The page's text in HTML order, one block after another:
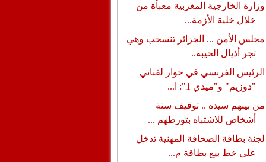
وزارة الخارجية المغربية معبأة من
خلال خلية الأزمة...
مجلس الأمن ... الجزائر تنسحب وهي
تجر أذيال الخيبة..
الرئيس الفرنسي في حوار لقناتي
"دوزيم" و"ميدي 1": ا...
من بينهم سيدة .. توقيف ستة
أشخاص للاشتباه بتورطهم ...
لجنة بطاقة الصحافة المهنية تدخل
على خط بيع بطاقة م...